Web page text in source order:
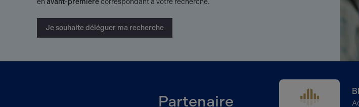
en avant-premièrecorrespondant à votre recherche.
Je souhaite déléguer ma recherche
Partenaire